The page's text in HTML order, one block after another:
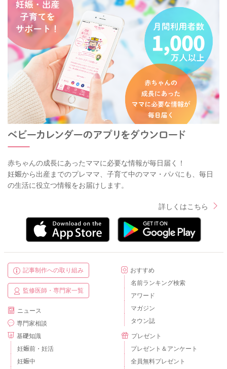
赤ちゃんの成長にあったママに必要な情報が毎日届く！
妊娠から出産までのプレママ、子育て中のママ・パパにも、毎日
の生活に役立つ情報をお届けします。
詳しくはこちら
記事制作への取り組み
監修医師・専門家一覧
ニュース
専門家相談
基礎知識
妊娠前・妊活
妊娠中
おすすめ
名前ランキング検索
アワード
マガジン
タウン誌
プレゼント
プレゼント＆アンケート
全員無料プレゼント